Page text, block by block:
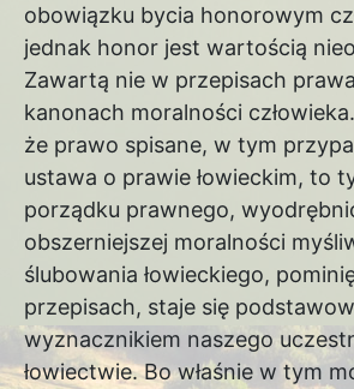
obowiązku bycia honorowym
jednak honor jest wartością
Zawartą nie w przepisach
kanonach moralności
że prawo spisane, w tym
ustawa o prawie łowieckim, to
porządku prawnego,
obszerniejszej moralności
ślubowania łowieckiego,
przepisach, staje się
wyznacznikiem naszego
łowiectwie. Bo właśnie w tym